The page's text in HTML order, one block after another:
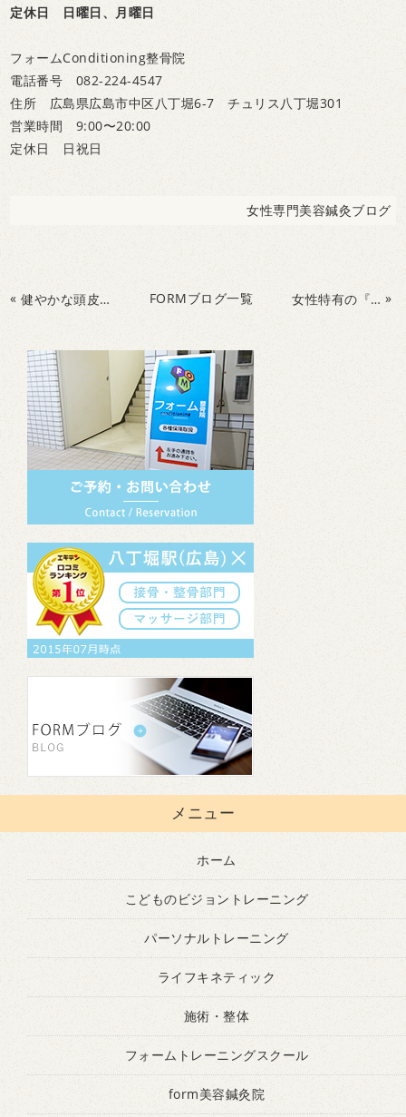
定休日 日曜日、月曜日
フォームConditioning整骨院
電話番号 082-224-4547
住所 広島県広島市中区八丁堀6-7 チュリス八丁堀301
営業時間 9:00〜20:00
定休日 日祝日
女性専門美容鍼灸ブログ
« 健やかな頭皮を作ろう！ FORMブログ一覧 女性特有の『痛み』とは »
メニュー
ホーム
こどものビジョントレーニング
パーソナルトレーニング
ライフキネティック
施術・整体
フォームトレーニングスクール
form美容鍼灸院